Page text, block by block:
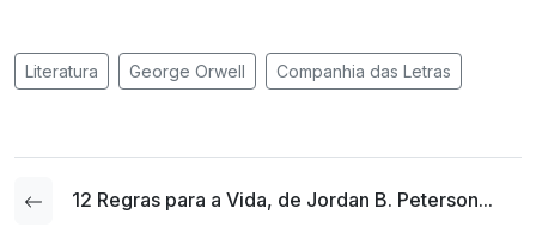
Literatura George Orwell Companhia das Letras
12 Regras para a Vida, de Jordan B. Peterson...